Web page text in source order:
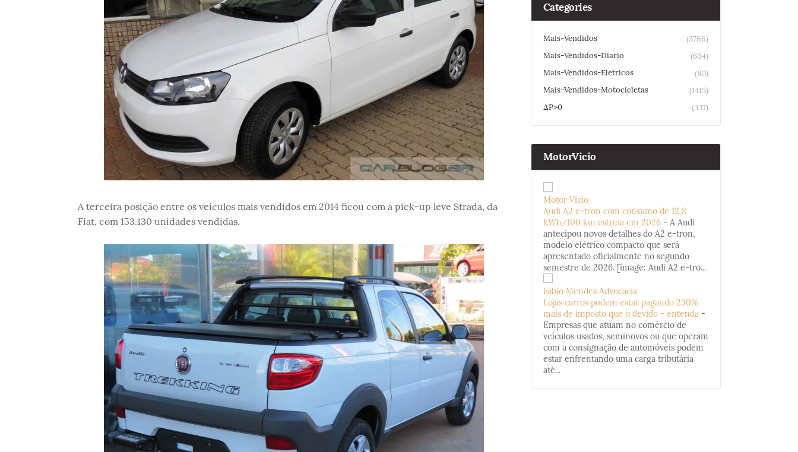
A terceira posição entre os veículos mais vendidos em 2014 ficou com a pick-up leve Strada, da
Fiat, com 153.130 unidades vendidas.
Categories
Mais-Vendidos
(3766)
Mais-Vendidos-Diario
(634)
Mais-Vendidos-Eletricos
(80)
Mais-Vendidos-Motocicletas
(1415)
ΔP>0
(337)
MotorVicio
Motor Vício
Audi A2 e-tron com consumo de 12,8
kWh/100 km estreia em 2026 - A Audi
antecipou novos detalhes do A2 e-tron,
modelo elétrico compacto que será
apresentado oficialmente no segundo
semestre de 2026. [image: Audi A2 e-tro...
Fabio Mendes Advocacia
Lojas carros podem estar pagando 230%
mais de imposto que o devido - entenda -
Empresas que atuam no comércio de
veículos usados, seminovos ou que operam
com a consignação de automóveis podem
estar enfrentando uma carga tributária
até...